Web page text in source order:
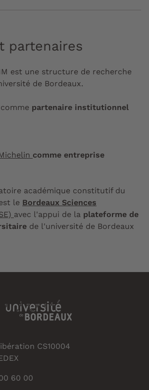
partenaires
est une structure de recherche
de Bordeaux.
comme partenaire institutionnel
comme entreprise
académique constitutif du
le Bordeaux Sciences
avec l'appui de la plateforme de
de l'université de Bordeaux
CS10004
60 00